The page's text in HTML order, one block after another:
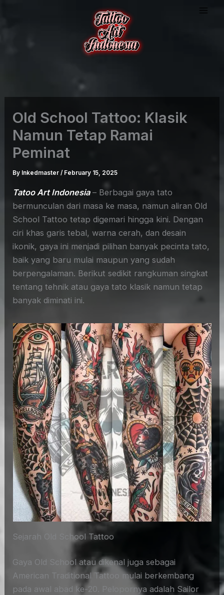
Old School Tattoo: Klasik
Namun Tetap Ramai
Peminat
By Inkedmaster/ February 15, 2025
Tatoo Art Indonesia– Berbagai gaya tato
bermunculan dari masa ke masa, namun aliran Old
School Tattoo tetap digemari hingga kini. Dengan
ciri khas garis tebal, warna cerah, dan desain
ikonik, gaya ini menjadi pilihan banyak pecinta tato,
baik yang baru mulai maupun yang sudah
berpengalaman. Berikut sedikit rangkuman singkat
tentang tehnik atau gaya tato klasik namun tetap
banyak diminati ini.
Sejarah Old School Tattoo
Gaya Old School atau dikenal juga sebagai
American Traditional Tattoo mulai berkembang
pada awal abad ke-20. Pelopornya adalah Sailor